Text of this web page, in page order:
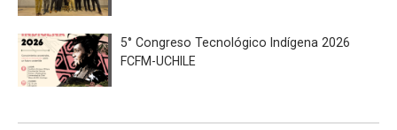
5° Congreso Tecnológico Indígena 2026
FCFM-UCHILE